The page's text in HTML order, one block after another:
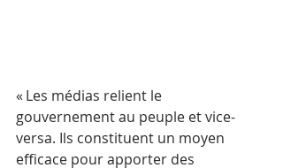
« Les médias relient le
gouvernement au peuple et vice-
versa. Ils constituent un moyen
efficace pour apporter des